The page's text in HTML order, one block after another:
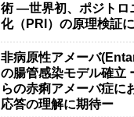
術 ―世界初、ポジトロ
化（PRI）の原理検証
非病原性アメーバ
の腸管感染モデル確立
らの赤痢アメーバ症に
応答の理解に期待ー